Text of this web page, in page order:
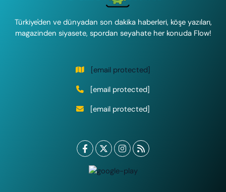
Türkiye'den ve dünyadan son dakika haberleri, köşe yazıları,
magazinden siyasete, spordan seyahate her konuda Flow!
[email protected]
[email protected]
[email protected]